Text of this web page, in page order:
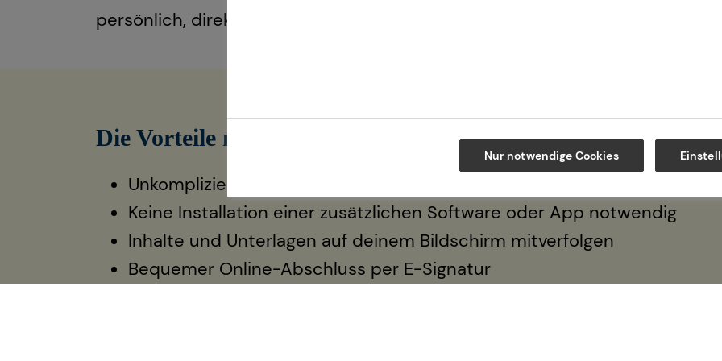
persönlich, direkt und unkompliziert – ganz bequem per Video.
Die Vorteile meiner Videoberatung
Unkompliziert und ortsunabhängig Finanzen checken
Keine Installation einer zusätzlichen Software oder App notwendig
Inhalte und Unterlagen auf deinem Bildschirm mitverfolgen
Bequemer Online-Abschluss per E-Signatur
Nur notwendige Cookies